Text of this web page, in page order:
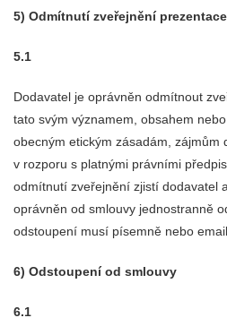
5) Odmítnutí zveřejnění prezentace
5.1
Dodavatel je oprávněn odmítnout
tato svým významem, obsahem
obecným etickým zásadám, zájmům
v rozporu s platnými právními
odmítnutí zveřejnění zjistí dodavatel
oprávněn od smlouvy jednostranně
odstoupení musí písemně nebo
6) Odstoupení od smlouvy
6.1